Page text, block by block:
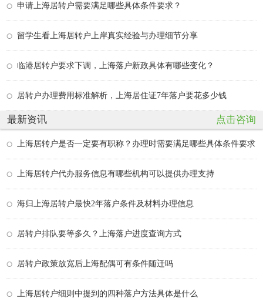
申请上海居转户需要满足哪些具体条件要求？
留学生看上海居转户上岸真实经验与办理细节分享
临港居转户要求下调，上海落户新政具体有哪些变化？
居转户办理费用标准解析，上海居住证7年落户要花多少钱
最新资讯 点击咨询
上海居转户是否一定要有职称？办理时需要满足哪些具体条件要求
上海居转户代办服务信息有哪些机构可以提供办理支持
海归上海居转户最快2年落户条件及材料办理信息
居转户排队要等多久？上海落户进度查询方式
居转户政策放宽后上海配偶可有条件随迁吗
上海居转户细则中提到的四种落户方法具体是什么